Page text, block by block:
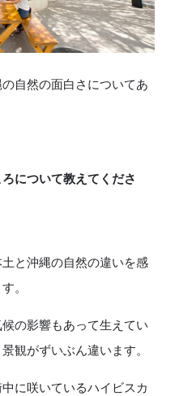
自然の面白さについてあ
について教えてくださ
と沖縄の自然の違いを感
。
の影響もあって生えてい
観がずいぶん違います。
に咲いているハイビスカ